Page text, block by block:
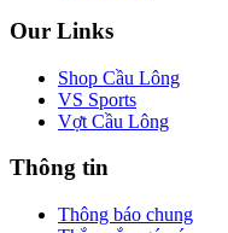
Our Links
Shop Cầu Lông
VS Sports
Vợt Cầu Lông
Thông tin
Thông báo chung